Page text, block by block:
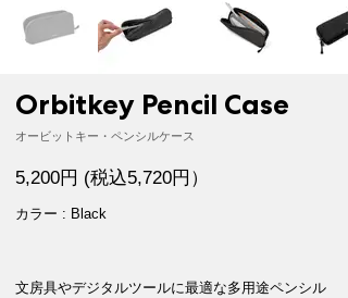
Orbitkey Pencil Case
オービットキー・ペンシルケース
5,200円 (税込5,720円）
カラー : Black
文房具やデジタルツールに最適な多用途ペンシル